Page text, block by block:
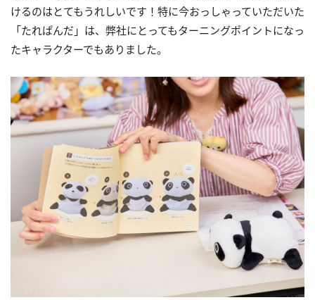
けるのはとてもうれしいです！特に今おっしゃっていただいた
「たれぱんだ」は、弊社にとってもターニングポイントになっ
たキャラクターでもありました。